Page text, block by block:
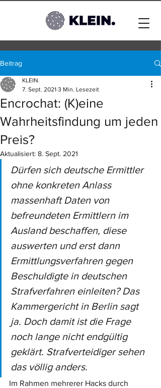
Beitrag
Encrochat: (K)eine
Wahrheitsfindung um jeden
Preis?
KLEIN.
7. Sept. 2021 3 Min. Lesezeit
Aktualisiert: 8. Sept. 2021
Dürfen sich deutsche Ermittler
ohne konkreten Anlass
massenhaft Daten von
befreundeten Ermittlern im
Ausland beschaffen, diese
auswerten und erst dann
Ermittlungsverfahren gegen
Beschuldigte in deutschen
Strafverfahren einleiten? Das
Kammergericht in Berlin sagt
ja. Doch damit ist die Frage
noch lange nicht endgültig
geklärt. Strafverteidiger sehen
das völlig anders.
Im Rahmen mehrerer Hacks durch